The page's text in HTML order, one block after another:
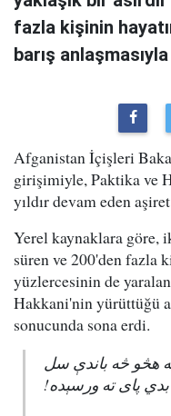
fazla kişinin
barış
Afganistan İçişleri
girişimiyle, Paktika ve
yıldır devam eden
Yerel kaynaklara göre,
süren ve 200'den fazla
yüzlercesinin de
Hakkani'nin yürüttüğü
sonucunda sona erdi.
هڅو څه باندې سل
بدي پای ته ورسېده!